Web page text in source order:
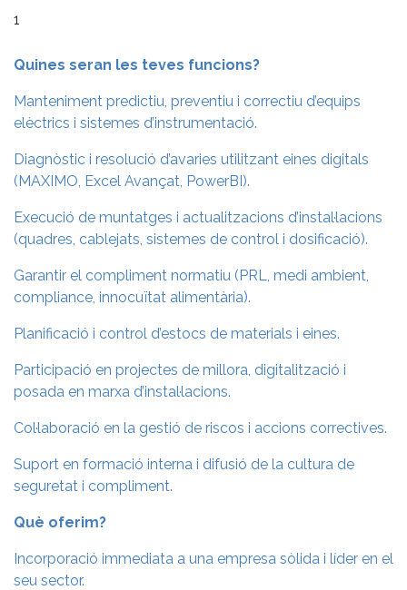
1
Quines seran les teves funcions?
Manteniment predictiu, preventiu i correctiu d’equips
elèctrics i sistemes d’instrumentació.
Diagnòstic i resolució d’avaries utilitzant eines digitals
(MAXIMO, Excel Avançat, PowerBI).
Execució de muntatges i actualitzacions d’instal·lacions
(quadres, cablejats, sistemes de control i dosificació).
Garantir el compliment normatiu (PRL, medi ambient,
compliance, innocuïtat alimentària).
Planificació i control d’estocs de materials i eines.
Participació en projectes de millora, digitalització i
posada en marxa d’instal·lacions.
Col·laboració en la gestió de riscos i accions correctives.
Suport en formació interna i difusió de la cultura de
seguretat i compliment.
Què oferim?
Incorporació immediata a una empresa sòlida i líder en el
seu sector.